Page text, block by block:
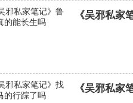
《吴邪私家
《吴邪私家